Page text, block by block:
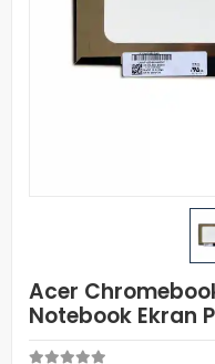
Acer
Notebook Ekran